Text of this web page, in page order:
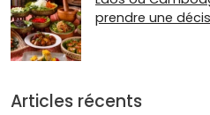
prendre une
Articles récents